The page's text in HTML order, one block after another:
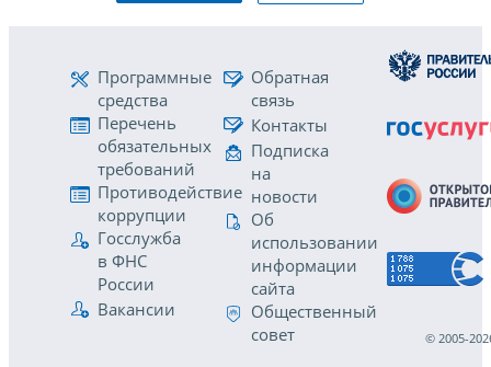
Программные
средства
Перечень
обязательных
требований
Противодействие
коррупции
Госслужба
в ФНС
России
Вакансии
Обратная
связь
Контакты
Подписка
на
новости
Об
использовании
информации
сайта
Общественный
совет
© 2005-